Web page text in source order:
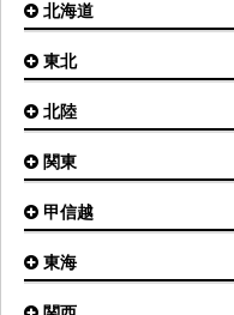
北海道
札幌(新千歳)空港
旭川空港
オホーツク紋別空港
釧路空港
稚内空港
とかち帯広空港
東北
仙台空港
青森空港
三沢空港
福島空港
北陸
小松空港
能登空港
関東
東京(羽田)空港
茨城空港
甲信越
新潟空港
東海